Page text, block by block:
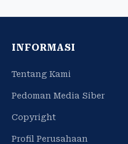
INFORMASI
Tentang Kami
Pedoman Media Siber
Copyright
Profil Perusahaan